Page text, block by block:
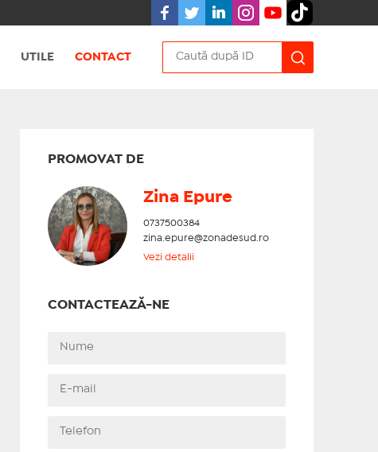
UTILE CONTACT
PROMOVAT DE
Zina Epure
0737500384
zina.epure@zonadesud.ro
Vezi detalii
CONTACTEAZĂ-NE